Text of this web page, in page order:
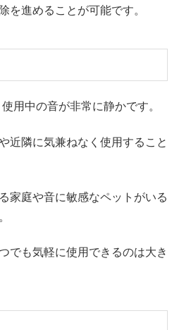
を進めることが可能です。
用中の音が非常に静かです。
近隣に気兼ねなく使用すること
家庭や音に敏感なペットがいる
でも気軽に使用できるのは大き